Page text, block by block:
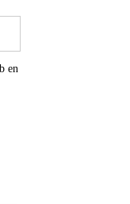
en